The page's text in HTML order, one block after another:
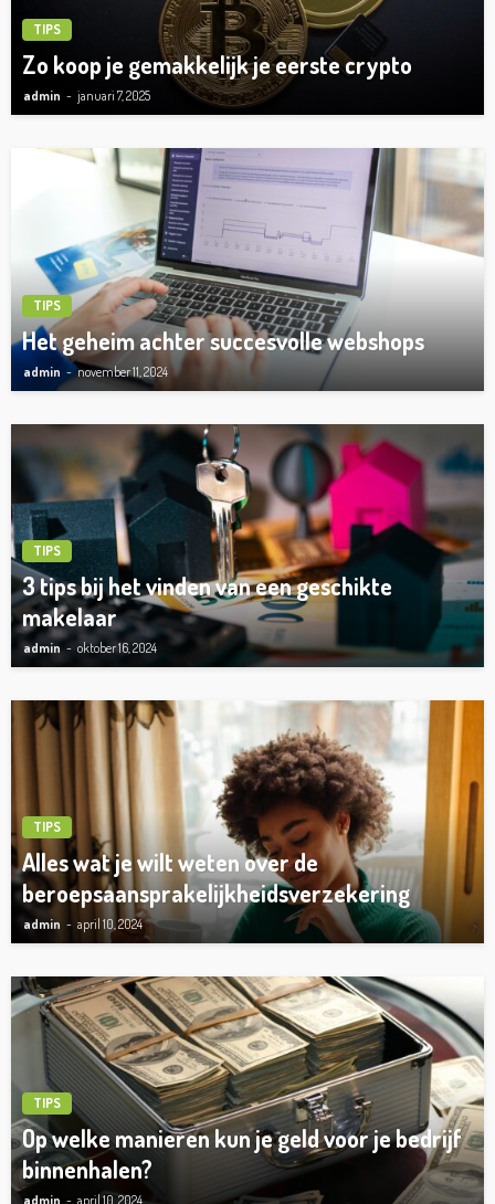
TIPS
Zo koop je gemakkelijk je eerste crypto
admin januari 7, 2025
TIPS
Het geheim achter succesvolle webshops
admin november 11, 2024
TIPS
3 tips bij het vinden van een geschikte
makelaar
admin oktober 16, 2024
TIPS
Alles wat je wilt weten over de
beroepsaansprakelijkheidsverzekering
admin april 10, 2024
TIPS
Op welke manieren kun je geld voor je bedrijf
binnenhalen?
admin april 10, 2024